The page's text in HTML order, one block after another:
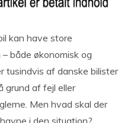
kan have store
både økonomisk og
tusindvis af danske bilister
grund af fejl eller
Men hvad skal der
i den situation?